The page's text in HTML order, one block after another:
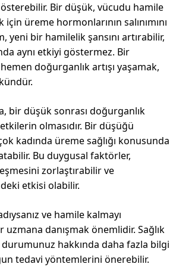
Bir düşük, vücudu hamile
üreme hormonlarının salınımını
yeni bir hamilelik şansını artırabilir,
aynı etkiyi göstermez. Bir
doğurganlık artışı yaşamak,
bir düşük sonrası doğurganlık
olmasıdır. Bir düşüğü
kadında üreme sağlığı konusunda
Bu duygusal faktörler,
zorlaştırabilir ve
etkisi olabilir.
ve hamile kalmayı
uzmana danışmak önemlidir. Sağlık
hakkında daha fazla bilgi
tedavi yöntemlerini önerebilir.